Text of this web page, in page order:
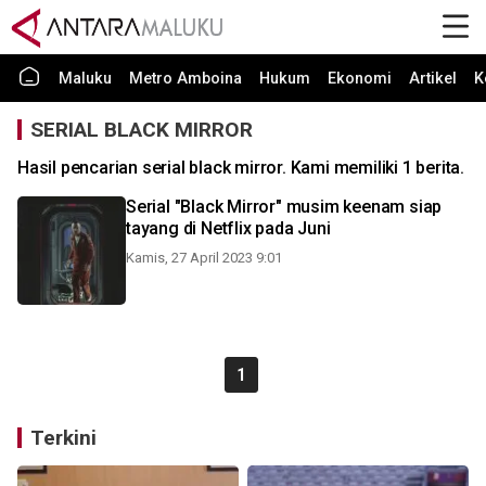
Maluku Metro Amboina Hukum Ekonomi Artikel
SERIAL BLACK MIRROR
Hasil pencarian serial black mirror. Kami memiliki 1 berita.
Serial "Black Mirror" musim keenam siap
tayang di Netflix pada Juni
Kamis, 27 April 2023 9:01
1
Terkini